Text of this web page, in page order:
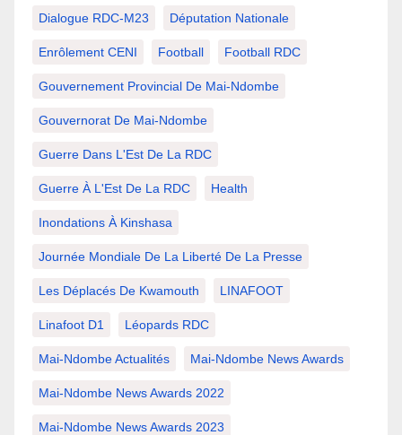
Dialogue RDC-M23 Députation Nationale
Enrôlement CENI Football Football RDC
Gouvernement Provincial De Mai-Ndombe
Gouvernorat De Mai-Ndombe
Guerre Dans L'Est De La RDC
Guerre À L'Est De La RDC Health
Inondations À Kinshasa
Journée Mondiale De La Liberté De La Presse
Les Déplacés De Kwamouth LINAFOOT
Linafoot D1 Léopards RDC
Mai-Ndombe Actualités Mai-Ndombe News Awards
Mai-Ndombe News Awards 2022
Mai-Ndombe News Awards 2023